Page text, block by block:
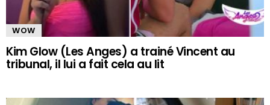
WOW
Kim Glow (Les Anges) a trainé Vincent au
tribunal, il lui a fait cela au lit